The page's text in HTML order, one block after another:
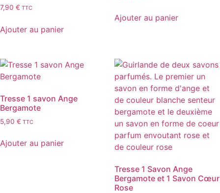
7,90 € TTC
Ajouter au panier
Ajouter au panier
Tresse 1 savon Ange
Bergamote
5,90 € TTC
Ajouter au panier
Tresse 1 Savon Ange
Bergamote et 1 Savon Cœur
Rose